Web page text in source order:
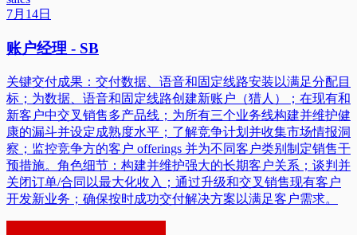
7月14日
账户经理 - SB
关键交付成果：交付数据、语音和固定线路安装以满足分配目
标；为数据、语音和固定线路创建新账户（猎人）；在现有和
新客户中交叉销售多产品线；为所有三个业务线构建并维护健
康的漏斗并设定成熟度水平；了解竞争计划并收集市场情报洞
察；监控竞争方的客户 offerings 并为不同客户类别制定销售干
预措施。角色细节：构建并维护强大的长期客户关系；谈判并
关闭订单/合同以最大化收入；通过升级和交叉销售现有客户
开发新业务；确保按时成功交付解决方案以满足客户需求。